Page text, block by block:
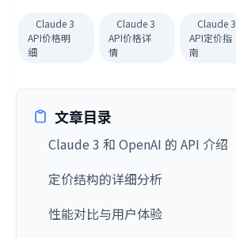
Claude 3
API价格明
细
Claude 3
API价格详
情
Claude 3
API定价指
南
文章目录
Claude 3 和 OpenAI 的 API 介绍
定价结构的详细分析
性能对比与用户体验